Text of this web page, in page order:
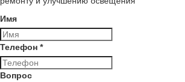
Имя
Телефон *
Имя
Вопрос